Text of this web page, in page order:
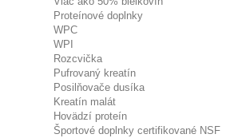
Proteínové doplnky
WPC
WPI
Rozcvička
Pufrovaný kreatín
Posilňovače dusíka
Kreatín malát
Hovädzí proteín
Športové doplnky certifikované NSF